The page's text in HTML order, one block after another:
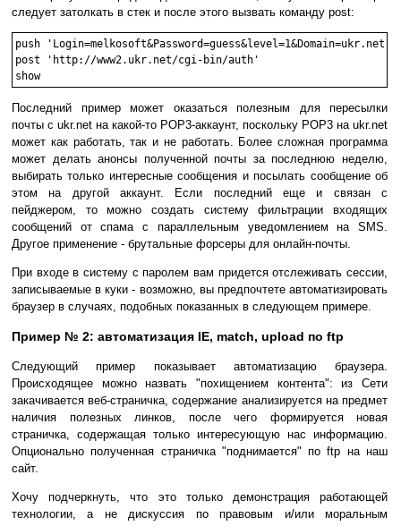
следует затолкать в стек и после этого вызвать команду post:
push 'Login=melkosoft&Password=guess&level=1&Domain=ukr.net'
post 'http://www2.ukr.net/cgi-bin/auth'
Последний пример может оказаться полезным для пересылки
почты с ukr.net на какой-то POP3-аккаунт, поскольку POP3 на ukr.net
может как работать, так и не работать. Более сложная программа
может делать анонсы полученной почты за последнюю неделю,
выбирать только интересные сообщения и посылать сообщение об
этом на другой аккаунт. Если последний еще и связан с
пейджером, то можно создать систему фильтрации входящих
сообщений от спама с параллельным уведомлением на SMS.
Другое применение - брутальные форсеры для онлайн-почты.
При входе в систему с паролем вам придется отслеживать сессии,
записываемые в куки - возможно, вы предпочтете автоматизировать
браузер в случаях, подобных показанных в следующем примере.
Пример № 2: автоматизация IE, match, upload по ftp
Следующий пример показывает автоматизацию браузера.
Происходящее можно назвать "похищением контента": из Сети
закачивается веб-страничка, содержание анализируется на предмет
наличия полезных линков, после чего формируется новая
страничка, содержащая только интересующую нас информацию.
Опционально полученная страничка "поднимается" по ftp на наш
сайт.
Хочу подчеркнуть, что это только демонстрация работающей
технологии, а не дискуссия по правовым и/или моральным